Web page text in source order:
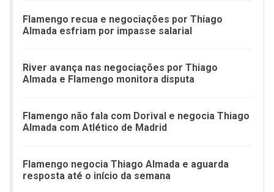
Flamengo recua e negociações por Thiago
Almada esfriam por impasse salarial
River avança nas negociações por Thiago
Almada e Flamengo monitora disputa
Flamengo não fala com Dorival e negocia Thiago
Almada com Atlético de Madrid
Flamengo negocia Thiago Almada e aguarda
resposta até o início da semana